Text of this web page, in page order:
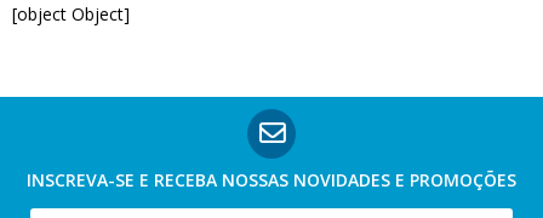
[object Object]
INSCREVA-SE E RECEBA NOSSAS NOVIDADES E PROMOÇÕES